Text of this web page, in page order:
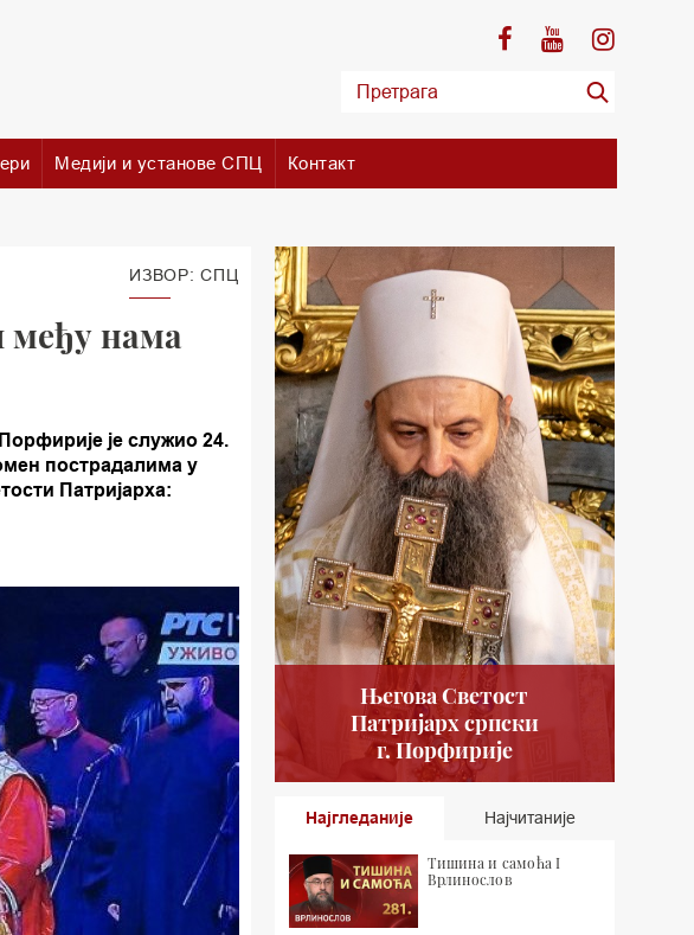
Медији и установе СПЦ Контакт
ИЗВОР: СПЦ
међу нама
је служио 24.
пострадалима у
Патријарха:
Његова Светост
Патријарх српски
г. Порфирије
Најгледаније Најчитаније
Тишина и самоћа I
Врлинослов